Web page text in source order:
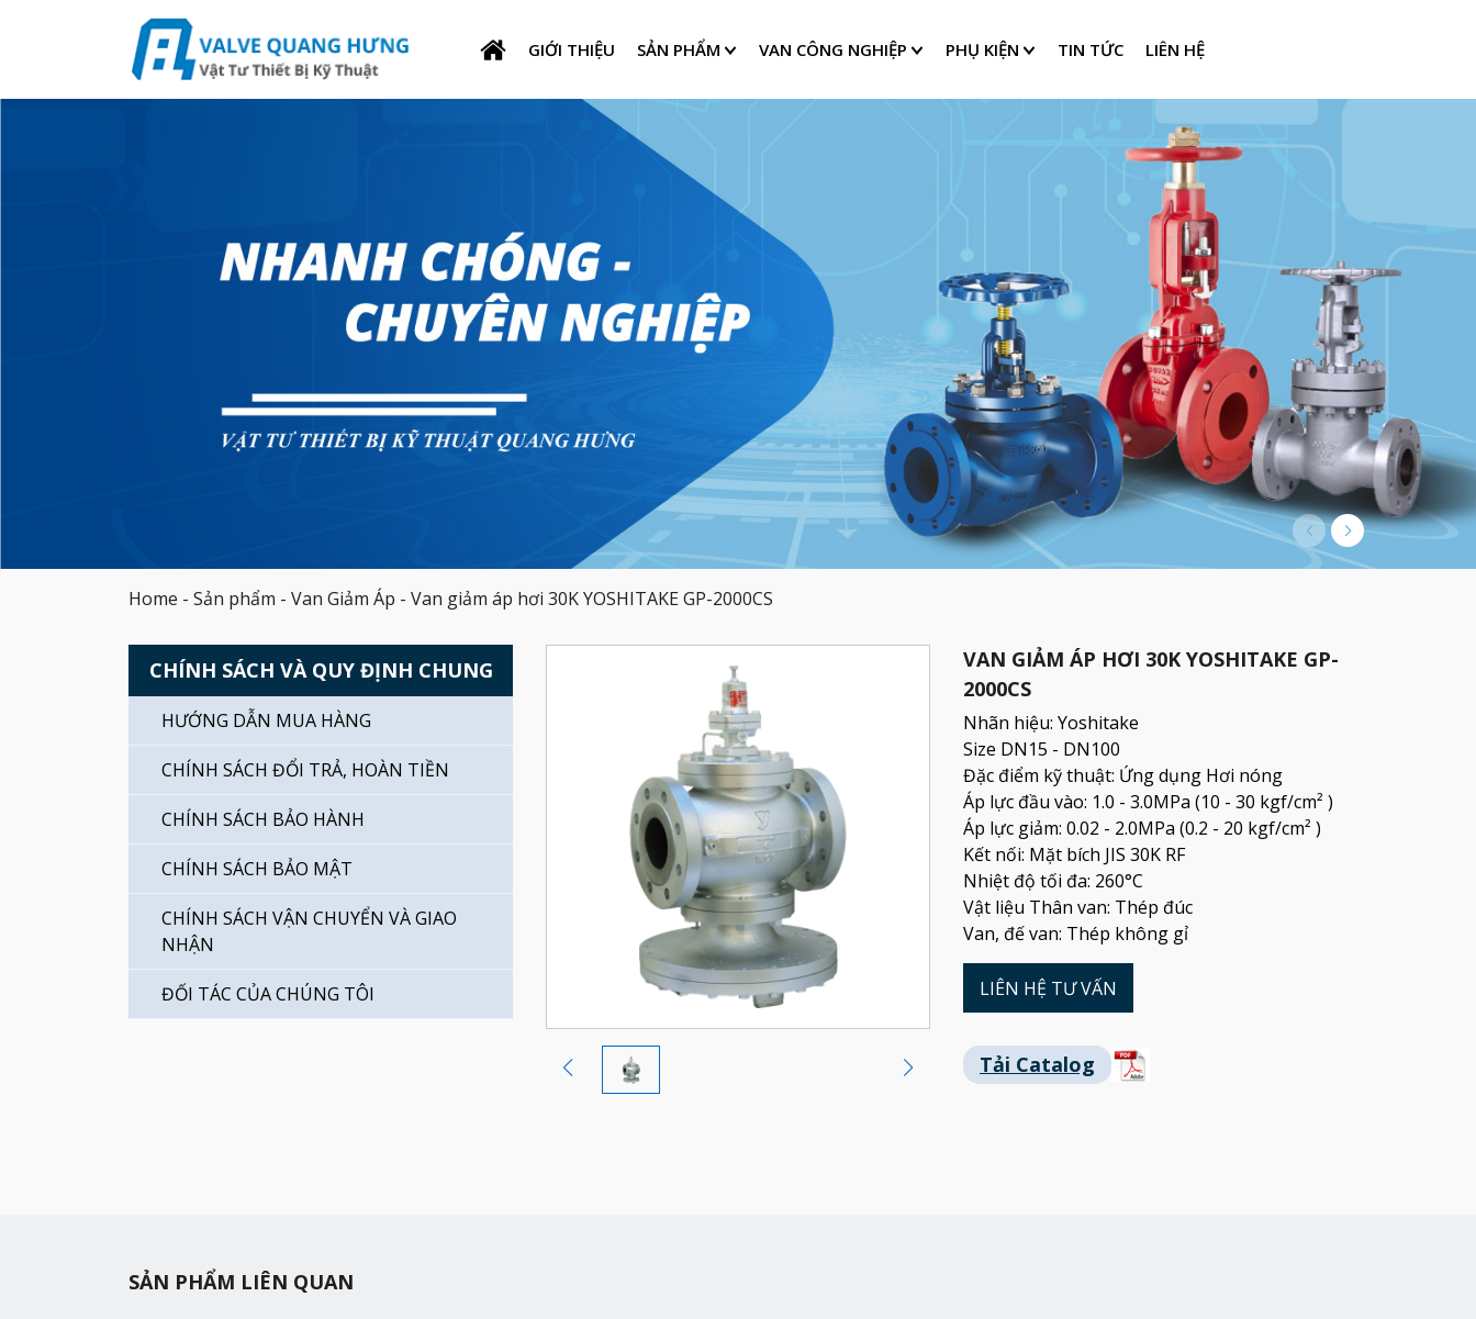
GIỚI THIỆU SẢN PHẨM VAN CÔNG NGHIỆP PHỤ KIỆN TIN TỨC LIÊN HỆ
Home - Sản phẩm - Van Giảm Áp - Van giảm áp hơi 30K YOSHITAKE GP-2000CS
CHÍNH SÁCH VÀ QUY ĐỊNH CHUNG
HƯỚNG DẪN MUA HÀNG
CHÍNH SÁCH ĐỔI TRẢ, HOÀN TIỀN
CHÍNH SÁCH BẢO HÀNH
CHÍNH SÁCH BẢO MẬT
CHÍNH SÁCH VẬN CHUYỂN VÀ GIAO
NHẬN
ĐỐI TÁC CỦA CHÚNG TÔI
VAN GIẢM ÁP HƠI 30K YOSHITAKE GP-
2000CS
Nhãn hiệu: Yoshitake
Size DN15 - DN100
Đặc điểm kỹ thuật: Ứng dụng Hơi nóng
Áp lực đầu vào: 1.0 - 3.0MPa (10 - 30 kgf/cm² )
Áp lực giảm: 0.02 - 2.0MPa (0.2 - 20 kgf/cm² )
Kết nối: Mặt bích JIS 30K RF
Nhiệt độ tối đa: 260°C
Vật liệu Thân van: Thép đúc
Van, đế van: Thép không gỉ
LIÊN HỆ TƯ VẤN
Tải Catalog
SẢN PHẨM LIÊN QUAN